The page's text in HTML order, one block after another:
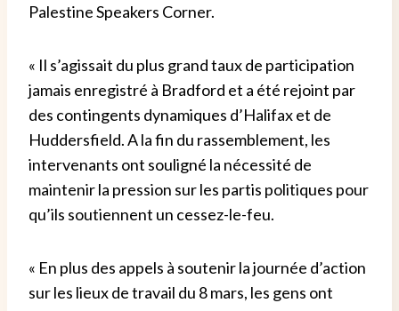
Palestine Speakers Corner.
« Il s’agissait du plus grand taux de participation
jamais enregistré à Bradford et a été rejoint par
des contingents dynamiques d’Halifax et de
Huddersfield. A la fin du rassemblement, les
intervenants ont souligné la nécessité de
maintenir la pression sur les partis politiques pour
qu’ils soutiennent un cessez-le-feu.
« En plus des appels à soutenir la journée d’action
sur les lieux de travail du 8 mars, les gens ont